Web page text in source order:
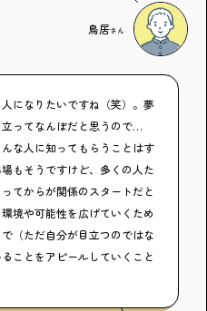
鳥居さん
になりたいですね（笑）。夢
ってなんぼだと思うので…
な人に知ってもらうことはす
もそうですけど、多くの人た
てからが関係のスタートだと
境や可能性を広げていくため
（ただ自分が目立つのではな
ことをアピールしていくこと